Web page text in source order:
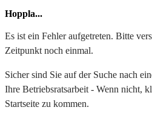
Hoppla...
Es ist ein Fehler aufgetreten. Bitte
Zeitpunkt noch einmal.
Sicher sind Sie auf der Suche nach
Ihre Betriebsratsarbeit - Wenn nicht,
Startseite zu kommen.